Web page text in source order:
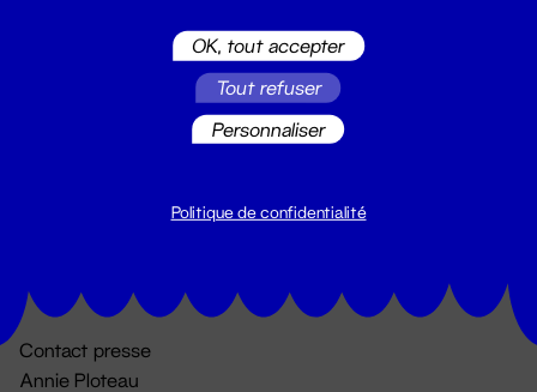
billetterie@leGrandT.fr
Contact presse
Annie Ploteau
OK, tout accepter
Tout refuser
Personnaliser
Politique de confidentialité